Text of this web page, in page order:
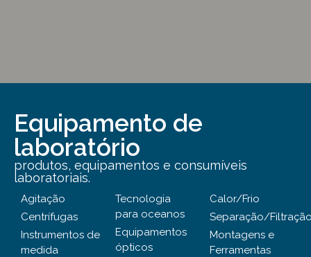
Equipamento de
laboratório
produtos, equipamentos e consumíveis
laboratoriais.
Agitação
Centrífugas
Instrumentos de
medida
Tecnologia
para oceanos
Equipamentos
ópticos
Calor/Frio
Separação/
Montagens e
Ferramentas